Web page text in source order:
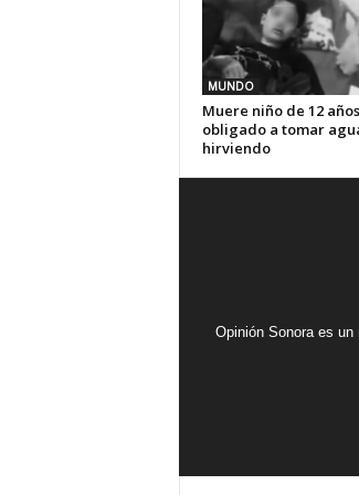
MUNDO
Muere niño de 12
obligado a tomar
hirviendo
Opinión Sonora es